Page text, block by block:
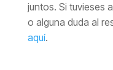
juntos. Si tuvieses
o alguna duda al
aquí.